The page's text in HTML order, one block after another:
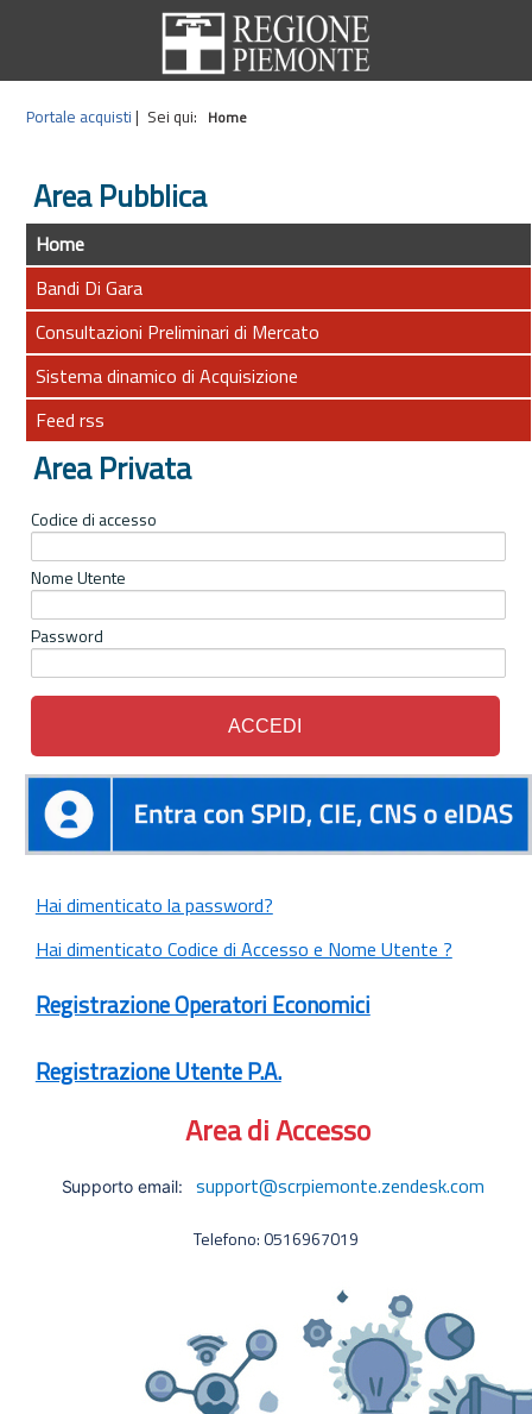
Portale acquisti | Sei qui: Home
Area Pubblica
Home
Bandi Di Gara
Consultazioni Preliminari di Mercato
Sistema dinamico di Acquisizione
Feed rss
Area Privata
Codice di accesso
Nome Utente
Password
Hai dimenticato la password?
Hai dimenticato Codice di Accesso e Nome Utente ?
Registrazione Operatori Economici
Registrazione Utente P.A.
Area di Accesso
Supporto email: support@scrpiemonte.zendesk.com
Telefono: 0516967019